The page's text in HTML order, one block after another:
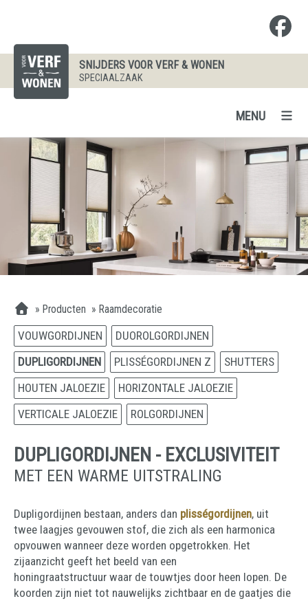
SNIJDERS VOOR VERF & WONEN
SPECIAALZAAK
MENU
» Producten » Raamdecoratie
VOUWGORDIJNEN
DUOROLGORDIJNEN
DUPLIGORDIJNEN
PLISSÉGORDIJNEN Z
SHUTTERS
HOUTEN JALOEZIE
HORIZONTALE JALOEZIE
VERTICALE JALOEZIE
ROLGORDIJNEN
DUPLIGORDIJNEN - EXCLUSIVITEIT
MET EEN WARME UITSTRALING
Dupligordijnen bestaan, anders dan plisségordijnen, uit
twee laagjes gevouwen stof, die zich als een harmonica
opvouwen wanneer deze worden opgetrokken. Het
zijaanzicht geeft het beeld van een
honingraatstructuur waar de touwtjes door heen lopen. De
koorden zijn niet tot nauwelijks zichtbaar en de gaatjes die